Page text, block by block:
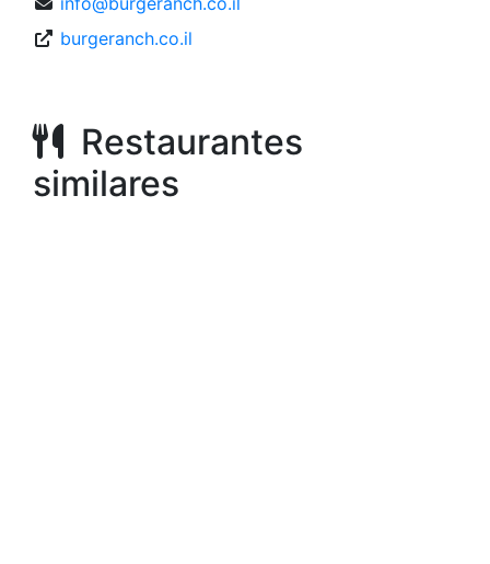
burgeranch.co.il
Restaurantes
similares